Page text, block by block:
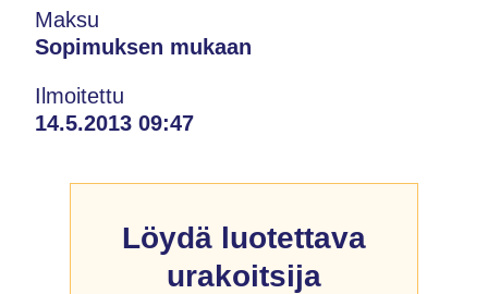
Maksu
Sopimuksen mukaan
Ilmoitettu
14.5.2013 09:47
Löydä luotettava
urakoitsija